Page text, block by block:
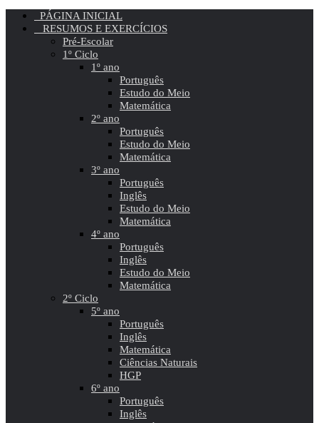
PÁGINA INICIAL
RESUMOS E EXERCÍCIOS
Pré-Escolar
1º Ciclo
1º ano
Português
Estudo do Meio
Matemática
2º ano
Português
Estudo do Meio
Matemática
3º ano
Português
Inglês
Estudo do Meio
Matemática
4º ano
Português
Inglês
Estudo do Meio
Matemática
2º Ciclo
5º ano
Português
Inglês
Matemática
Ciências Naturais
HGP
6º ano
Português
Inglês